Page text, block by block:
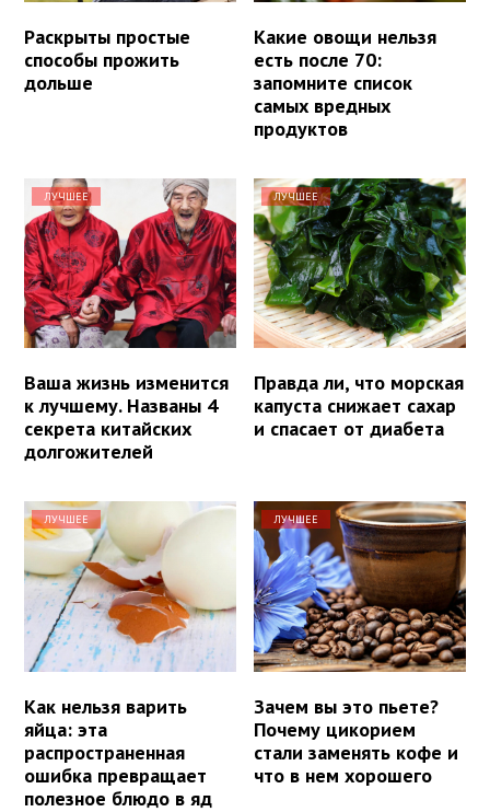
Раскрыты простые
способы прожить
дольше
Какие овощи нельзя
есть после 70:
запомните список
самых вредных
продуктов
ЛУЧШЕЕ
Ваша жизнь изменится
к лучшему. Названы 4
секрета китайских
долгожителей
ЛУЧШЕЕ
Правда ли, что морская
капуста снижает сахар
и спасает от диабета
ЛУЧШЕЕ
Как нельзя варить
яйца: эта
распространенная
ошибка превращает
полезное блюдо в яд
ЛУЧШЕЕ
Зачем вы это пьете?
Почему цикорием
стали заменять кофе и
что в нем хорошего